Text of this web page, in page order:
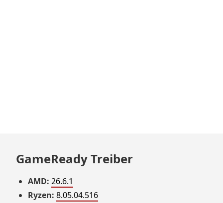
GameReady Treiber
AMD: 26.6.1
Ryzen: 8.05.04.516